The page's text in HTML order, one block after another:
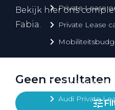
Private Lease
Private Lease
Volkswagen
Audi Private
Bekijk hier ons
Fabia.
Geen resultaten